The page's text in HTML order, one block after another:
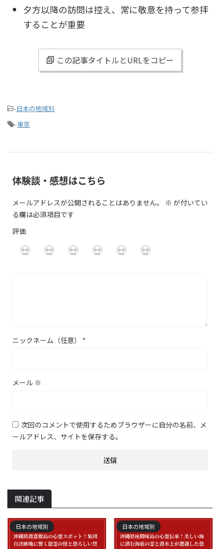
夕方以降の訪問は控え、常に敬意を持って参拝
することが重要
この記事タイトルとURLをコピー
-日本の地域別
-東京
体験談・感想はこちら
メールアドレスが公開されることはありません。 ※ が付いてい
る欄は必須項目です
評価
ニックネーム（任意） *
メール ※
次回のコメントで使用するためブラウザーに自分の名前、メ
ールアドレス、サイトを保存する。
関連記事
日本の地域別 日本の地域別